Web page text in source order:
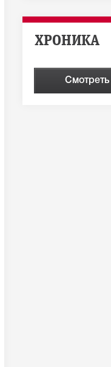
ХРОНИКА
Смотреть